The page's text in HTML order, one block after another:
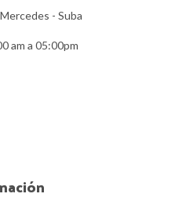
- Suba
am a 05:00pm